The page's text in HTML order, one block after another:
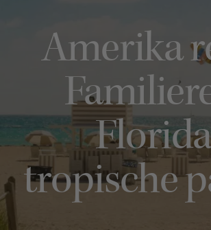
Amerika
tropische